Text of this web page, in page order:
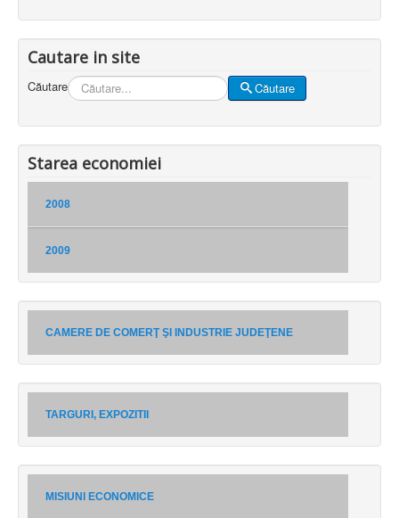
Cautare in site
Căutare Căutare
Starea economiei
2008
2009
CAMERE DE COMERŢ ŞI INDUSTRIE JUDEŢENE
TARGURI, EXPOZITII
MISIUNI ECONOMICE